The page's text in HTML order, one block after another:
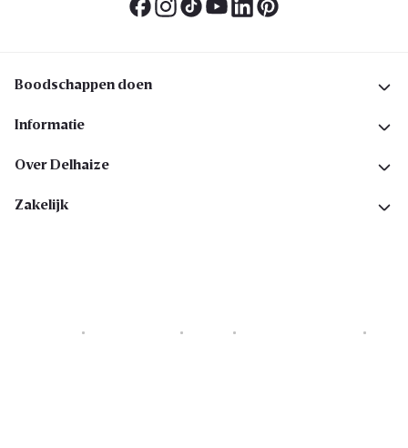
Boodschappen doen
Informatie
Over Delhaize
Zakelijk